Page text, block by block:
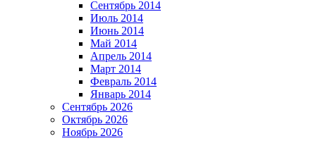
Сентябрь 2014
Июль 2014
Июнь 2014
Май 2014
Апрель 2014
Март 2014
Февраль 2014
Январь 2014
Сентябрь 2026
Октябрь 2026
Ноябрь 2026